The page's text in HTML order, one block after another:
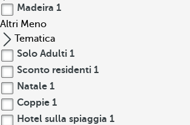
Madeira 1
Altri Meno
Tematica
Solo Adulti 1
Sconto residenti 1
Natale 1
Coppie 1
Hotel sulla spiaggia 1